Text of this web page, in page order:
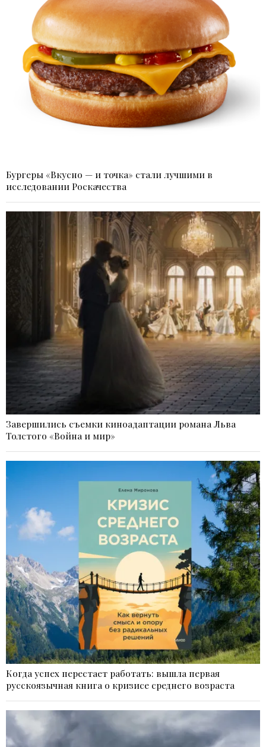
Бургеры «Вкусно — и точка» стали лучшими в
исследовании Роскачества
Завершились съемки киноадаптации романа Льва
Толстого «Война и мир»
Когда успех перестает работать: вышла первая
русскоязычная книга о кризисе среднего возраста